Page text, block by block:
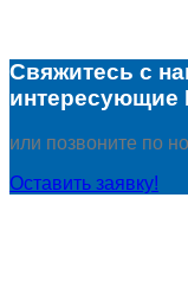
Свяжитесь с
интересующие
или позвоните по
Оставить заявку!